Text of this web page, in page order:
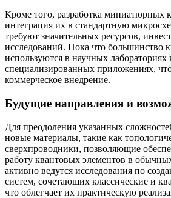
Кроме того, разработка миниатюрных
интеграция их в стандартную
требуют значительных ресурсов,
исследований. Пока что большинство
используются в научных лабораториях
специализированных приложениях,
коммерческое внедрение.
Будущие направления и
Для преодоления указанных
новые материалы, такие как
сверхпроводники, позволяющие
работу квантовых элементов в
активно ведутся исследования по
систем, сочетающих классические и
что облегчает их практическую